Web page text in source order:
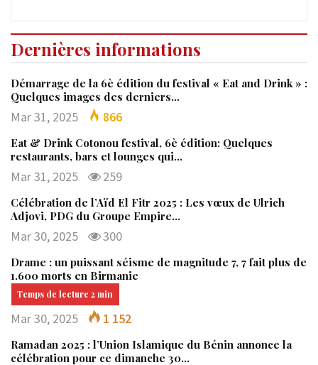
Dernières informations
Démarrage de la 6è édition du festival « Eat and Drink » :
Quelques images des derniers…
Mar 31, 2025 866
Eat & Drink Cotonou festival, 6è édition: Quelques
restaurants, bars et lounges qui…
Mar 31, 2025 259
Célébration de l’Aïd El Fitr 2025 : Les vœux de Ulrich
Adjovi, PDG du Groupe Empire…
Mar 30, 2025 300
Drame : un puissant séisme de magnitude 7, 7 fait plus de
1.600 morts en Birmanie
Mar 30, 2025 1 152
Ramadan 2025 : l’Union Islamique du Bénin annonce la
célébration pour ce dimanche 30…